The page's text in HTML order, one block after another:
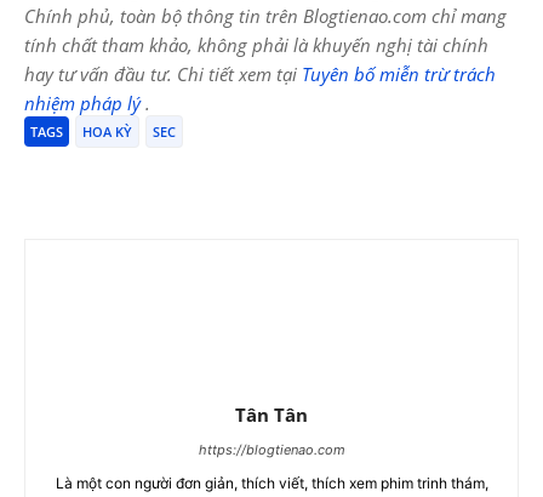
Chính phủ, toàn bộ thông tin trên Blogtienao.com chỉ mang
tính chất tham khảo, không phải là khuyến nghị tài chính
hay tư vấn đầu tư. Chi tiết xem tại Tuyên bố miễn trừ trách
nhiệm pháp lý.
TAGS HOA KỲ SEC
Tân Tân
https://blogtienao.com
Là một con người đơn giản, thích viết, thích xem phim trinh thám,